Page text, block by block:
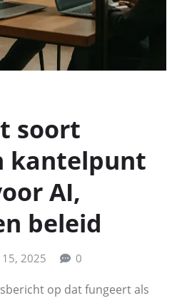
soort
kantelpunt
AI,
beleid
2025 0
op dat fungeert als